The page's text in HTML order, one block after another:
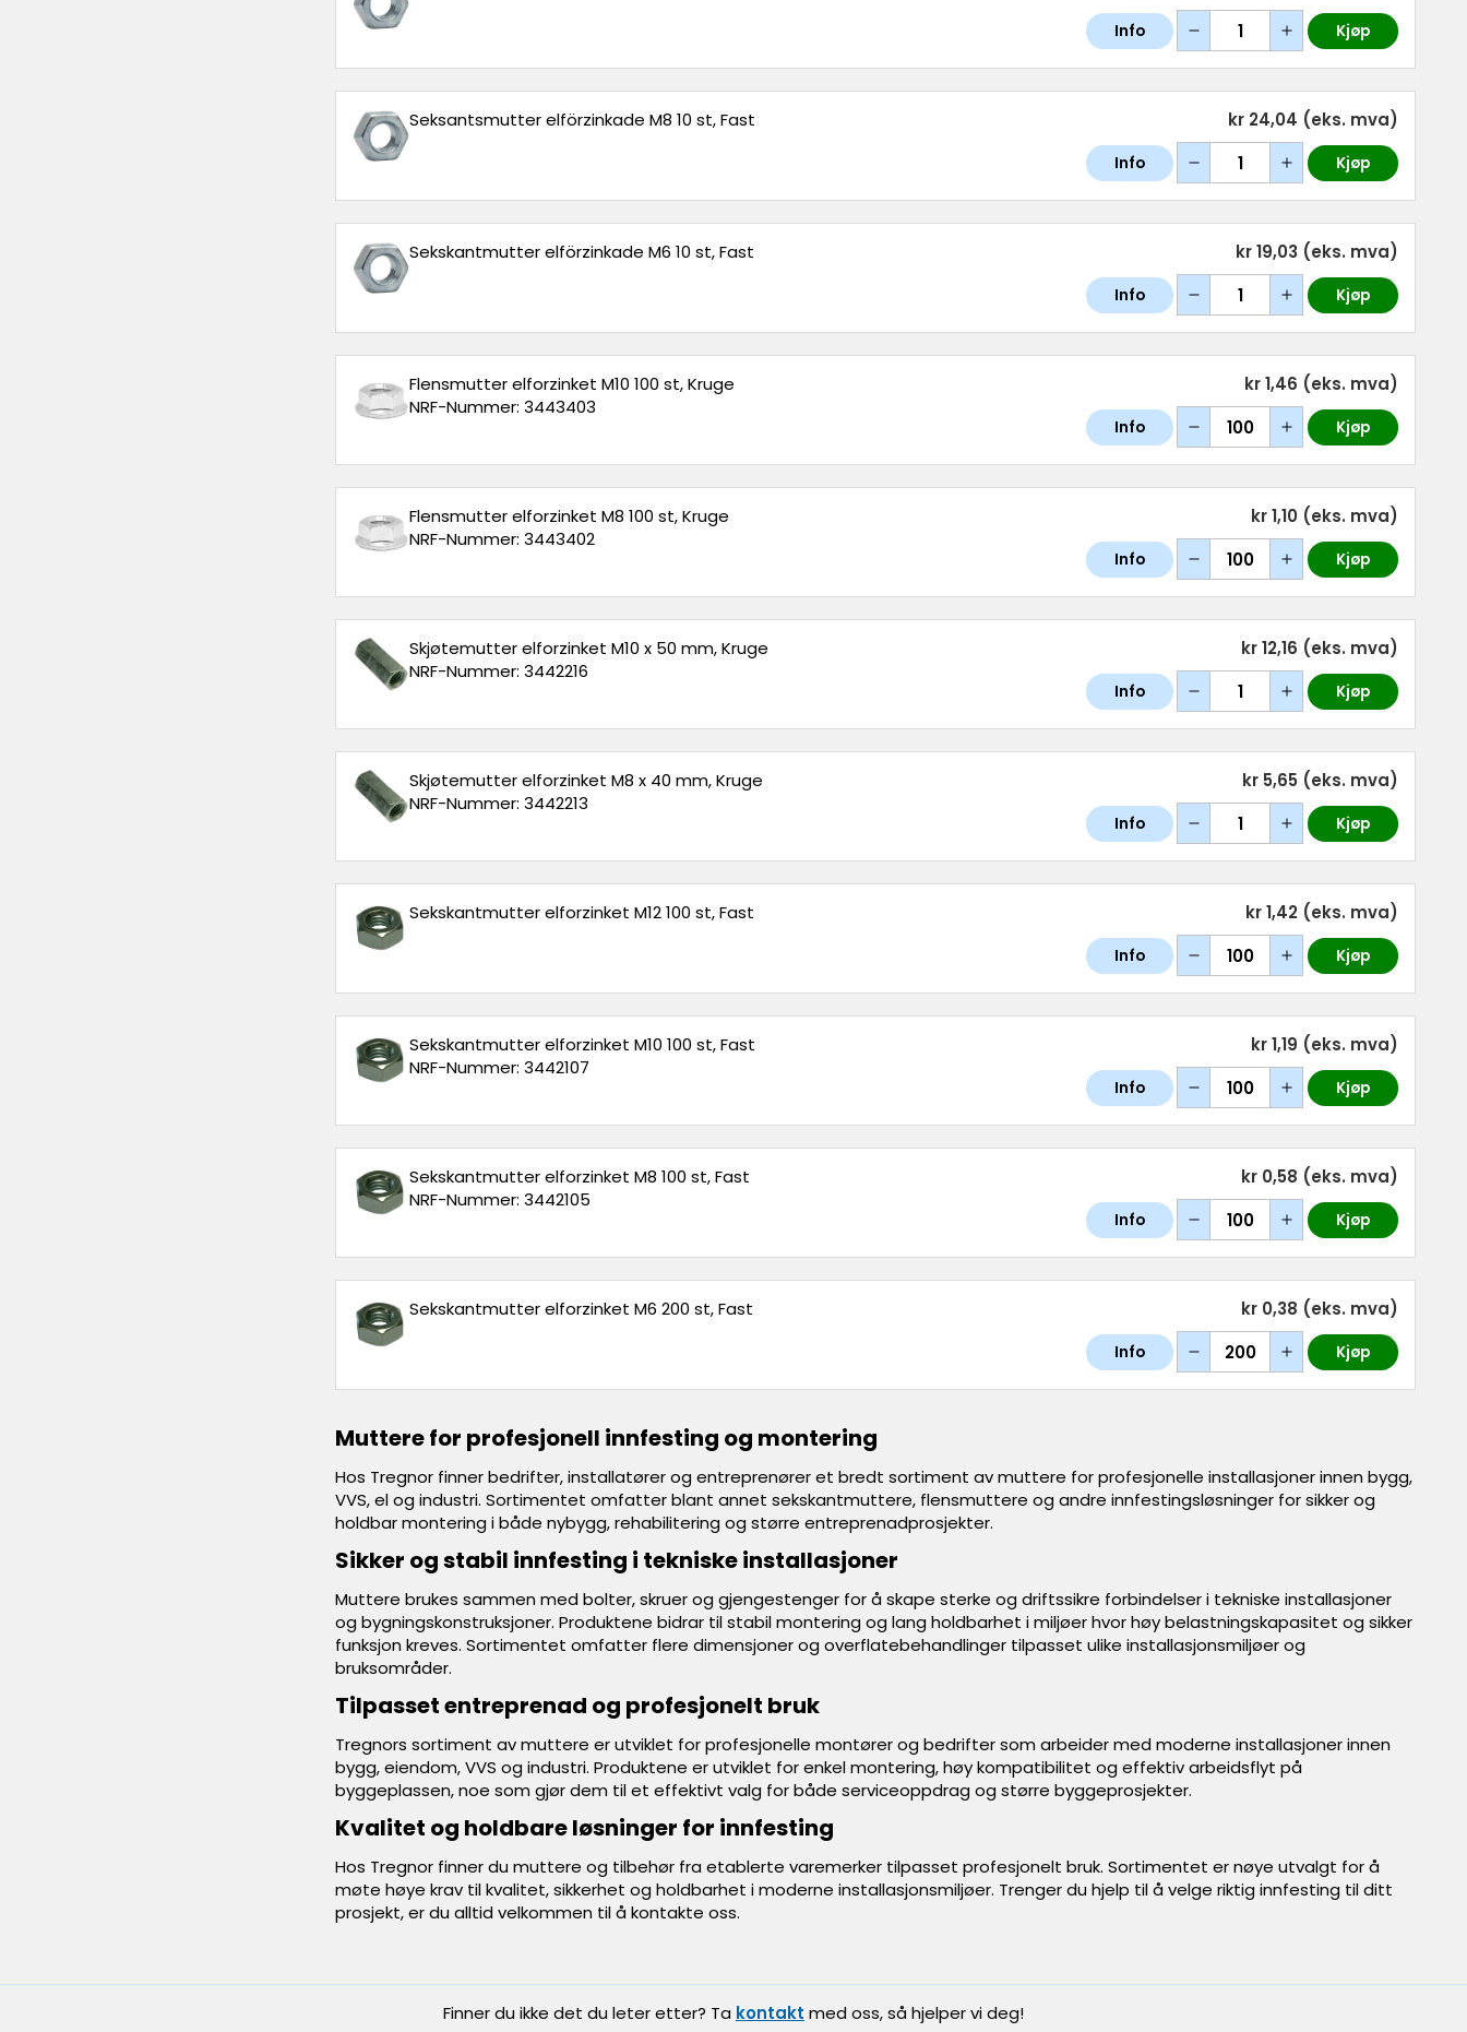
Info Kjøp
Seksantsmutter elförzinkade M8 10 st, Fast kr 24,04 (eks. mva)
Info Kjøp
Sekskantmutter elförzinkade M6 10 st, Fast kr 19,03 (eks. mva)
Info Kjøp
Flensmutter elforzinket M10 100 st, Kruge
NRF-Nummer: 3443403
kr 1,46 (eks. mva)
Info Kjøp
Flensmutter elforzinket M8 100 st, Kruge
NRF-Nummer: 3443402
kr 1,10 (eks. mva)
Info Kjøp
Skjøtemutter elforzinket M10 x 50 mm, Kruge
NRF-Nummer: 3442216
kr 12,16 (eks. mva)
Info Kjøp
Skjøtemutter elforzinket M8 x 40 mm, Kruge
NRF-Nummer: 3442213
kr 5,65 (eks. mva)
Info Kjøp
Sekskantmutter elforzinket M12 100 st, Fast kr 1,42 (eks. mva)
Info Kjøp
Sekskantmutter elforzinket M10 100 st, Fast
NRF-Nummer: 3442107
kr 1,19 (eks. mva)
Info Kjøp
Sekskantmutter elforzinket M8 100 st, Fast
NRF-Nummer: 3442105
kr 0,58 (eks. mva)
Info Kjøp
Sekskantmutter elforzinket M6 200 st, Fast kr 0,38 (eks. mva)
Info Kjøp
Muttere for profesjonell innfesting og montering
Hos Tregnor finner bedrifter, installatører og entreprenører et bredt sortiment av muttere for profesjonelle installasjoner innen bygg,
VVS, el og industri. Sortimentet omfatter blant annet sekskantmuttere, flensmuttere og andre innfestingsløsninger for sikker og
holdbar montering i både nybygg, rehabilitering og større entreprenadprosjekter.
Sikker og stabil innfesting i tekniske installasjoner
Muttere brukes sammen med bolter, skruer og gjengestenger for å skape sterke og driftssikre forbindelser i tekniske installasjoner
og bygningskonstruksjoner. Produktene bidrar til stabil montering og lang holdbarhet i miljøer hvor høy belastningskapasitet og sikker
funksjon kreves. Sortimentet omfatter flere dimensjoner og overflatebehandlinger tilpasset ulike installasjonsmiljøer og
bruksområder.
Tilpasset entreprenad og profesjonelt bruk
Tregnors sortiment av muttere er utviklet for profesjonelle montører og bedrifter som arbeider med moderne installasjoner innen
bygg, eiendom, VVS og industri. Produktene er utviklet for enkel montering, høy kompatibilitet og effektiv arbeidsflyt på
byggeplassen, noe som gjør dem til et effektivt valg for både serviceoppdrag og større byggeprosjekter.
Kvalitet og holdbare løsninger for innfesting
Hos Tregnor finner du muttere og tilbehør fra etablerte varemerker tilpasset profesjonelt bruk. Sortimentet er nøye utvalgt for å
møte høye krav til kvalitet, sikkerhet og holdbarhet i moderne installasjonsmiljøer. Trenger du hjelp til å velge riktig innfesting til ditt
prosjekt, er du alltid velkommen til å kontakte oss.
Finner du ikke det du leter etter? Ta kontakt med oss, så hjelper vi deg!